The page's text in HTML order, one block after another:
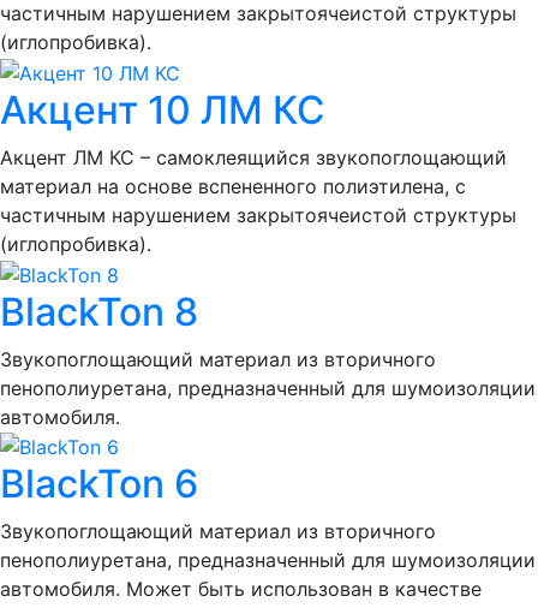
частичным нарушением закрытоячеистой структуры
(иглопробивка).
Акцент 10 ЛМ КС
Акцент ЛМ КС – самоклеящийся звукопоглощающий
материал на основе вспененного полиэтилена, с
частичным нарушением закрытоячеистой структуры
(иглопробивка).
BlackTon 8
Звукопоглощающий материал из вторичного
пенополиуретана, предназначенный для шумоизоляции
автомобиля.
BlackTon 6
Звукопоглощающий материал из вторичного
пенополиуретана, предназначенный для шумоизоляции
автомобиля. Может быть использован в качестве